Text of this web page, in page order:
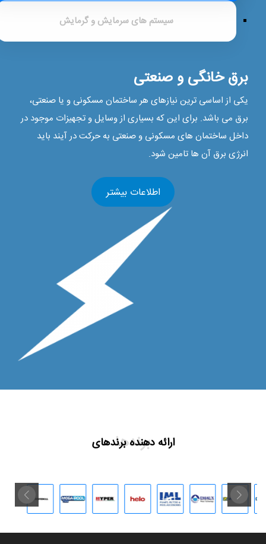
سیستم های سرمایش و گرمایش
برق خانگی و صنعتی
یکی از اساسی ترین نیازهای هر ساختمان مسکونی و یا صنعتی،
برق می باشد. برای این که بسیاری از وسایل و تجهیزات موجود در
داخل ساختمان های مسکونی و صنعتی به حرکت در آیند باید
انرژی برق آن ها تامین شود.
اطلاعات بیشتر
ارائه دهنده برندهای
برندها